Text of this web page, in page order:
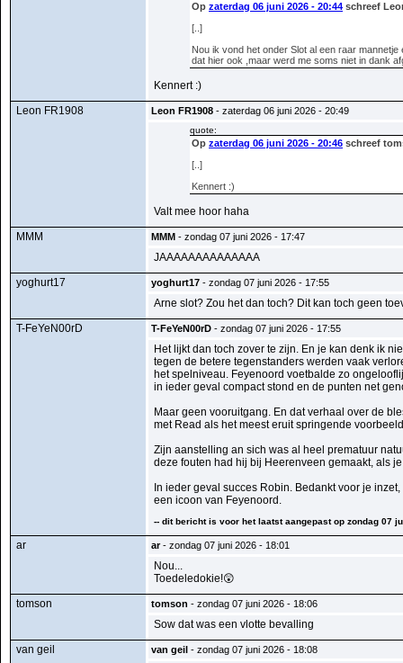
Op zaterdag 06 juni 2026 - 20:44 schreef
[..]
Nou ik vond het onder Slot al een raar mannetje
dat hier ook ,maar werd me soms niet in dank
Kennert :)
Leon FR1908
Leon FR1908 - zaterdag 06 juni 2026 - 20:49
quote:
Op zaterdag 06 juni 2026 - 20:46 schreef
[..]
Kennert :)
Valt mee hoor haha
MMM
MMM - zondag 07 juni 2026 - 17:47
JAAAAAAAAAAAAAA
yoghurt17
yoghurt17 - zondag 07 juni 2026 - 17:55
Arne slot? Zou het dan toch? Dit kan toch geen
T-FeYeN00rD
T-FeYeN00rD - zondag 07 juni 2026 - 17:55
Het lijkt dan toch zover te zijn. En je kan denk ik
tegen de betere tegenstanders werden vaak
het spelniveau. Feyenoord voetbalde zo
in ieder geval compact stond en de punten net
Maar geen vooruitgang. En dat verhaal over de
met Read als het meest eruit springende
Zijn aanstelling an sich was al heel prematuur
deze fouten had hij bij Heerenveen gemaakt, als
In ieder geval succes Robin. Bedankt voor je
een icoon van Feyenoord.
-- dit bericht is voor het laatst aangepast op zondag 07
ar ar- zondag 07 juni 2026 - 18:01
Nou...
Toedeledokie!😲
tomson
tomson - zondag 07 juni 2026 - 18:06
Sow dat was een vlotte bevalling
van geil
van geil - zondag 07 juni 2026 - 18:08